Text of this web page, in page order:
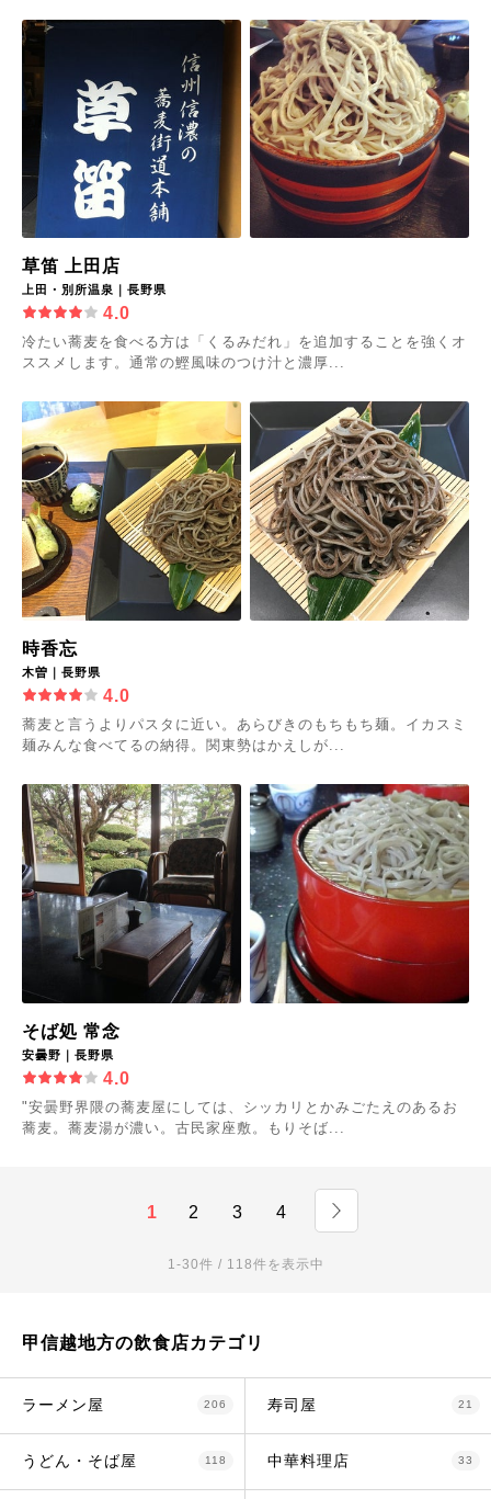
草笛 上田店
上田・別所温泉｜長野県
4.0
冷たい蕎麦を食べる方は「くるみだれ」を追加することを強くオ
ススメします。通常の鰹風味のつけ汁と濃厚...
時香忘
木曽｜長野県
4.0
蕎麦と言うよりパスタに近い。あらびきのもちもち麺。イカスミ
麺みんな食べてるの納得。関東勢はかえしが...
そば処 常念
安曇野｜長野県
4.0
"安曇野界隈の蕎麦屋にしては、シッカリとかみごたえのあるお
蕎麦。蕎麦湯が濃い。古民家座敷。もりそば...
1 2 3 4
1-30件 / 118件を表示中
甲信越地方の飲食店カテゴリ
ラーメン屋 206 寿司屋 21
うどん・そば屋 118 中華料理店 33